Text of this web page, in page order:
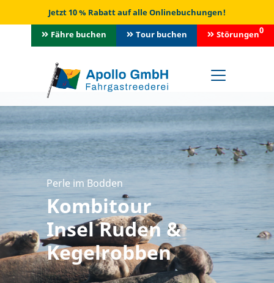
Jetzt 10 % Rabatt auf alle Onlinebuchungen!
Fähre buchen
Tour buchen Störungen0
Perle im Bodden
Kombitour
Insel Ruden &
Kegelrobben